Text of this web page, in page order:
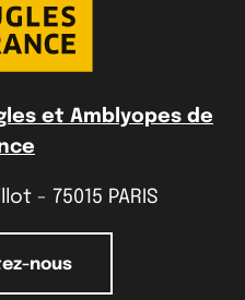
et Amblyopes de
- 75015 PARIS
nous